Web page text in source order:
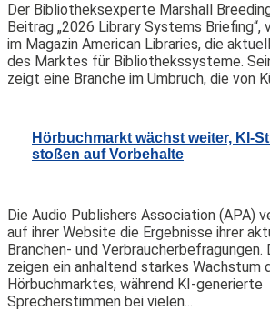
Der Bibliotheksexperte Marshall
Beitrag „2026 Library Systems
im Magazin American Libraries, die
des Marktes für Bibliothekssysteme.
zeigt eine Branche im Umbruch, die von
Hörbuchmarkt wächst weiter, KI-
stoßen auf Vorbehalte
Die Audio Publishers Association (APA)
auf ihrer Website die Ergebnisse ihrer
Branchen- und Verbraucherbefragungen.
zeigen ein anhaltend starkes Wachstum
Hörbuchmarktes, während KI-generierte
Sprecherstimmen bei vielen...